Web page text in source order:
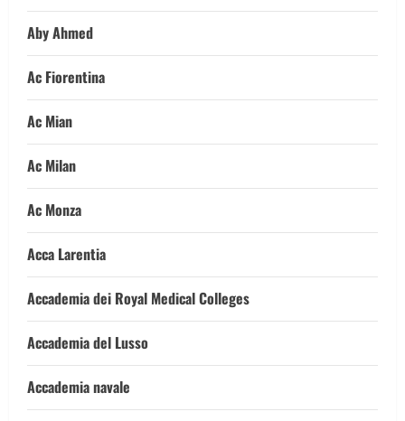
Aby Ahmed
Ac Fiorentina
Ac Mian
Ac Milan
Ac Monza
Acca Larentia
Accademia dei Royal Medical Colleges
Accademia del Lusso
Accademia navale